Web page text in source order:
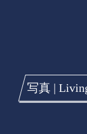
写真 |